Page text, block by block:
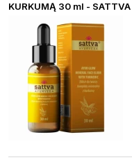
KURKUMĄ 30 ml - SATTVA